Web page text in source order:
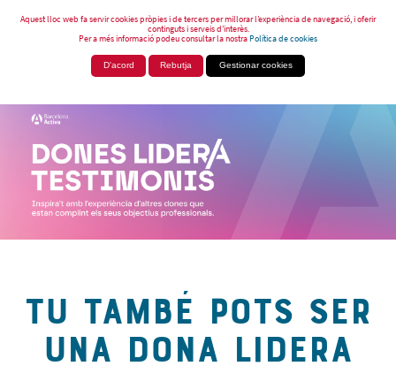
Aquest lloc web fa servir cookies pròpies i de tercers per millorar l’experiència de navegació, i oferir
continguts i serveis d’interès.
Per a més informació podeu consultar la nostraPolítica de cookies
D'acord Rebutja Gestionar cookies
TU TAMBÉ POTS SER
UNA DONA LIDERA